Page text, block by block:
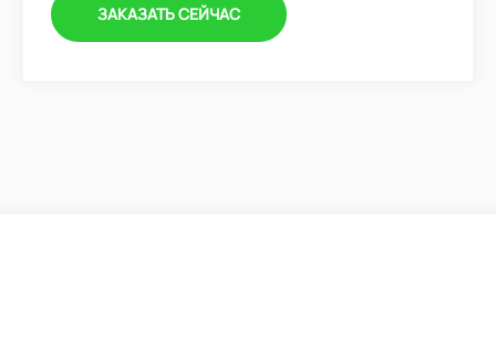
ЗАКАЗАТЬ СЕЙЧАС